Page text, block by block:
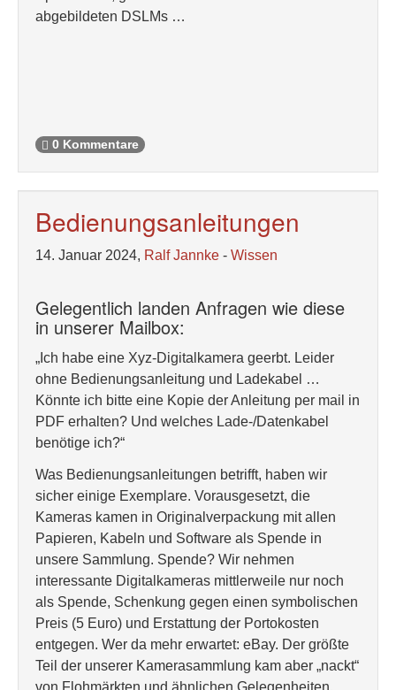
abgebildeten DSLMs …
0 Kommentare
Bedienungsanleitungen
14. Januar 2024, Ralf Jannke - Wissen
Gelegentlich landen Anfragen wie diese
in unserer Mailbox:
„Ich habe eine Xyz-Digitalkamera geerbt. Leider
ohne Bedienungsanleitung und Ladekabel …
Könnte ich bitte eine Kopie der Anleitung per mail in
PDF erhalten? Und welches Lade-/Datenkabel
benötige ich?“
Was Bedienungsanleitungen betrifft, haben wir
sicher einige Exemplare. Vorausgesetzt, die
Kameras kamen in Originalverpackung mit allen
Papieren, Kabeln und Software als Spende in
unsere Sammlung. Spende? Wir nehmen
interessante Digitalkameras mittlerweile nur noch
als Spende, Schenkung gegen einen symbolischen
Preis (5 Euro) und Erstattung der Portokosten
entgegen. Wer da mehr erwartet: eBay. Der größte
Teil der unserer Kamerasammlung kam aber „nackt“
von Flohmärkten und ähnlichen Gelegenheiten.